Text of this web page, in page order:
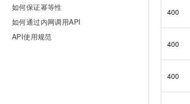
如何保证幂等性
如何通过内网调用API
API使用规范
400
400
400